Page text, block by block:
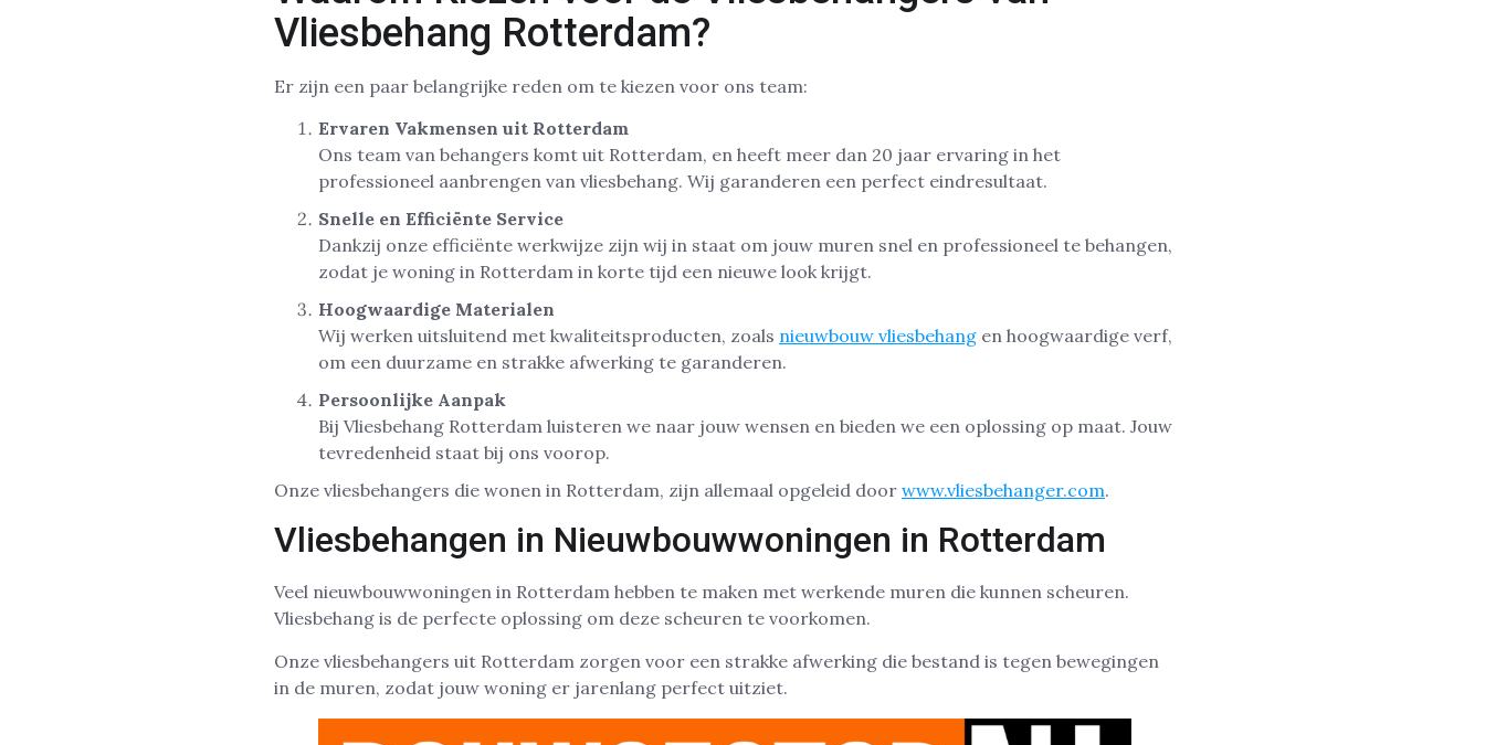
Vliesbehang Rotterdam?
Er zijn een paar belangrijke reden om te kiezen voor ons team:
Ervaren Vakmensen uit Rotterdam
Ons team van behangers komt uit Rotterdam, en heeft meer dan 20 jaar ervaring in het
professioneel aanbrengen van vliesbehang. Wij garanderen een perfect eindresultaat.
Snelle en Efficiënte Service
Dankzij onze efficiënte werkwijze zijn wij in staat om jouw muren snel en professioneel te behangen,
zodat je woning in Rotterdam in korte tijd een nieuwe look krijgt.
Hoogwaardige Materialen
Wij werken uitsluitend met kwaliteitsproducten, zoals nieuwbouw vliesbehang en hoogwaardige verf,
om een duurzame en strakke afwerking te garanderen.
Persoonlijke Aanpak
Bij Vliesbehang Rotterdam luisteren we naar jouw wensen en bieden we een oplossing op maat. Jouw
tevredenheid staat bij ons voorop.
Onze vliesbehangers die wonen in Rotterdam, zijn allemaal opgeleid door www.vliesbehanger.com.
Vliesbehangen in Nieuwbouwwoningen in Rotterdam
Veel nieuwbouwwoningen in Rotterdam hebben te maken met werkende muren die kunnen scheuren.
Vliesbehang is de perfecte oplossing om deze scheuren te voorkomen.
Onze vliesbehangers uit Rotterdam zorgen voor een strakke afwerking die bestand is tegen bewegingen
in de muren, zodat jouw woning er jarenlang perfect uitziet.